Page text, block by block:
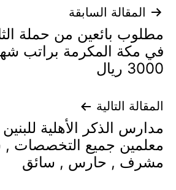
تصفّح
المقالات
المقالة السابقة
مطلوب بائعين من حملة
في مكة المكرمة براتب
3000 ريال
المقالة التالية
مدارس الذكر الأهلية
معلمين جميع التخصصات ,
مشرف , حارس , سائق